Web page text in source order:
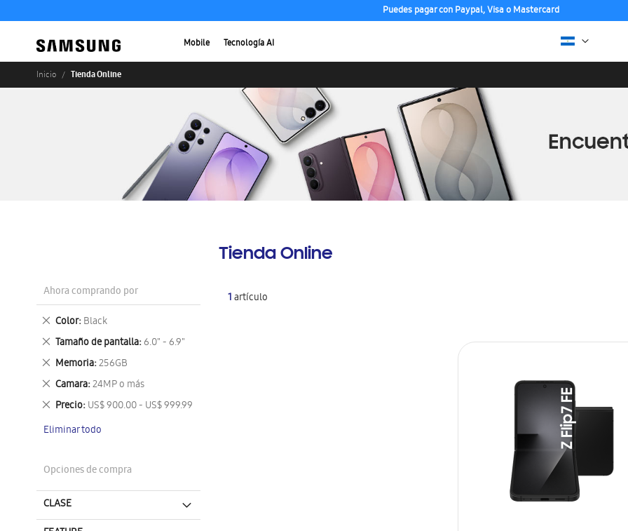
Puedes pagar con Paypal, Visa o Mastercard
Mobile Tecnología AI
Inicio Tienda Online
Tienda Online
1artículo
Ahora comprando por
Color Black
Eliminar
este
artículo
Tamaño de pantalla 6.0" - 6.9"
Eliminar
este
artículo
Memoria 256GB
Eliminar
este
artículo
Camara 24MP o más
Eliminar
este
artículo
Precio US$ 900.00 - US$ 999.99
Eliminar
artículo
Eliminar todo
Opciones de compra
CLASE